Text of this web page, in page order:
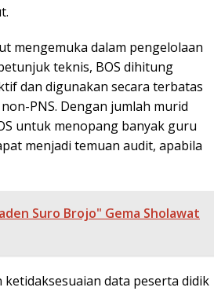
mengemuka dalam pengelolaan
teknis, BOS dihitung
dan digunakan secara terbatas
PNS. Dengan jumlah murid
untuk menopang banyak guru
menjadi temuan audit, apabila
Suro Brojo" Gema Sholawat
data peserta didik